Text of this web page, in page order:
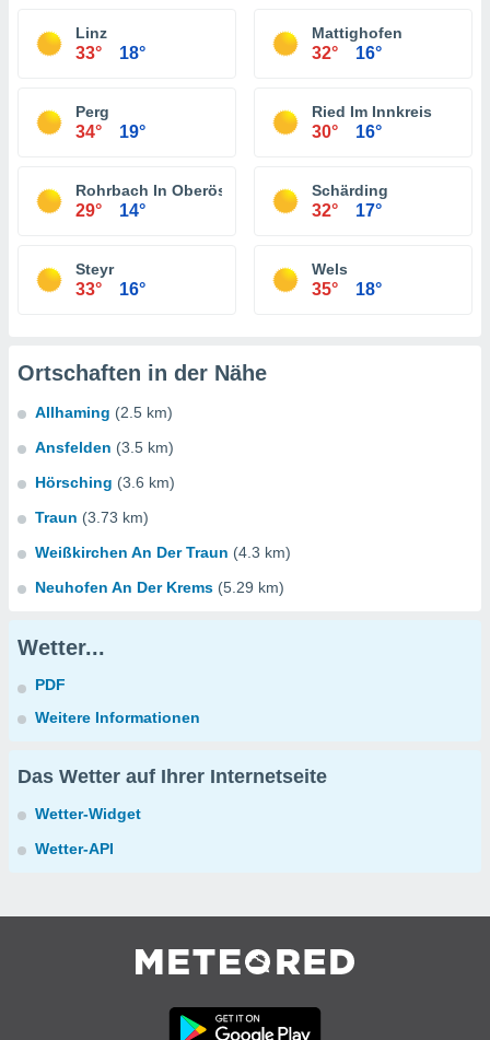
Linz
33° 18°
Mattighofen
32° 16°
Perg
34° 19°
Ried Im Innkreis
30° 16°
Rohrbach In Oberösterreich
29° 14°
Schärding
32° 17°
Steyr
33° 16°
Wels
35° 18°
Ortschaften in der Nähe
Allhaming (2.5 km)
Ansfelden (3.5 km)
Hörsching (3.6 km)
Traun (3.73 km)
Weißkirchen An Der Traun (4.3 km)
Neuhofen An Der Krems (5.29 km)
Wetter...
PDF
Weitere Informationen
Das Wetter auf Ihrer Internetseite
Wetter-Widget
Wetter-API